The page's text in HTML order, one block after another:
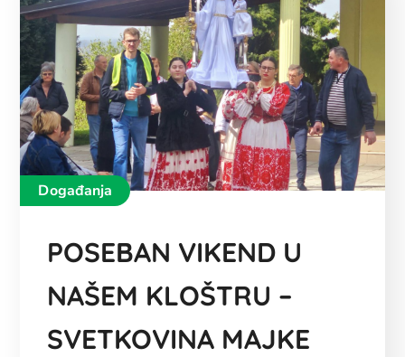
Događanja
POSEBAN VIKEND U
NAŠEM KLOŠTRU –
SVETKOVINA MAJKE